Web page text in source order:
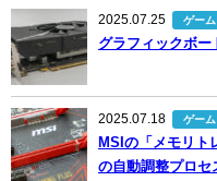
2025.07.25 ゲー
グラフィックボ
2025.07.18 ゲー
MSIの「メモリト
の自動調整プロセ